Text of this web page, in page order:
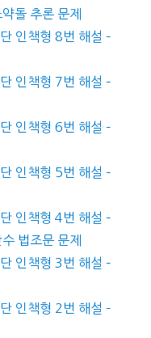
돌 추론 문제
인책형 8번 해설 –
인책형 7번 해설 –
인책형 6번 해설 –
인책형 5번 해설 –
인책형 4번 해설 –
법조문 문제
인책형 3번 해설 –
인책형 2번 해설 –